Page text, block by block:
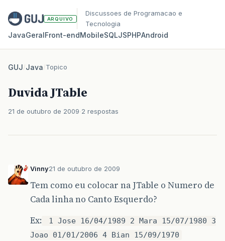
ARQUIVO
Discussoes de Programacao e
Tecnologia
JavaGeralFront‑endMobileSQLJSPHPAndroid
GUJ/Java/Topico
Duvida JTable
21 de outubro de 2009 2 respostas
Vinny21 de outubro de 2009
Tem como eu colocar na JTable o Numero de
Cada linha no Canto Esquerdo?
Ex:
1 Jose 16/04/1989 2 Mara 15/07/1980 3
Joao 01/01/2006 4 Bian 15/09/1970